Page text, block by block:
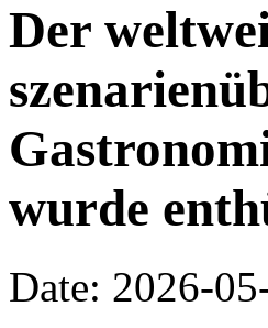
Der
wurde
Date: 2026-